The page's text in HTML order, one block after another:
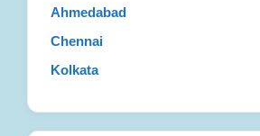
Ahmedabad
Chennai
Kolkata